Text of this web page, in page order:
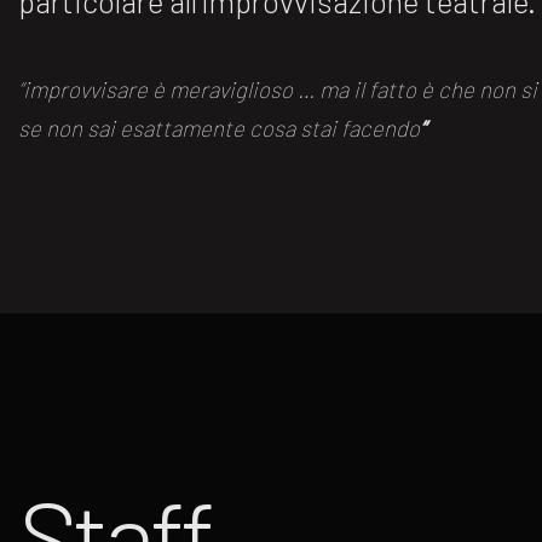
“improvvisare è meraviglioso … ma il fatto è che non
se non sai esattamente cosa stai facendo“